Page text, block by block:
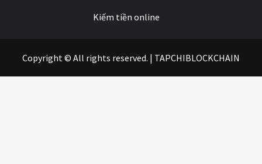
Kiếm tiền online
Copyright © All rights reserved. | TAPCHIBLOCKCHAIN